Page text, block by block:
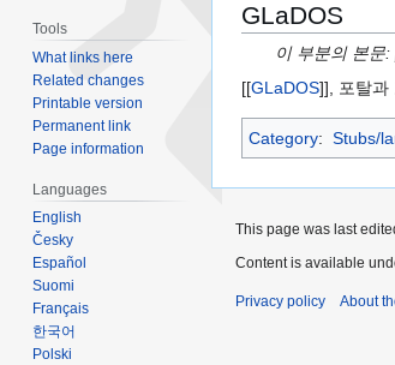
GLaDOS
이 부분의 본문:
[[GLaDOS]], 포탈과
Category: Stubs/
Tools
What links here
Related changes
Printable version
Permanent link
Page information
Languages
English
Česky
Español
Suomi
Français
한국어
Polski
This page was last
Content is available
Privacy policy About